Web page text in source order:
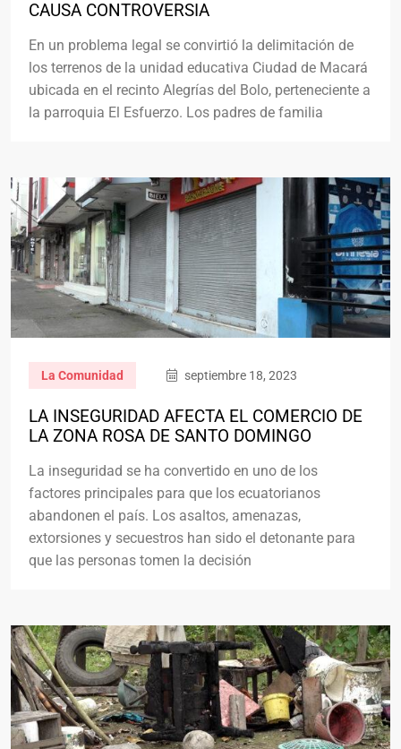
CAUSA CONTROVERSIA
En un problema legal se convirtió la delimitación de
los terrenos de la unidad educativa Ciudad de Macará
ubicada en el recinto Alegrías del Bolo, perteneciente a
la parroquia El Esfuerzo. Los padres de familia
La Comunidad septiembre 18, 2023
LA INSEGURIDAD AFECTA EL COMERCIO DE
LA ZONA ROSA DE SANTO DOMINGO
La inseguridad se ha convertido en uno de los
factores principales para que los ecuatorianos
abandonen el país. Los asaltos, amenazas,
extorsiones y secuestros han sido el detonante para
que las personas tomen la decisión